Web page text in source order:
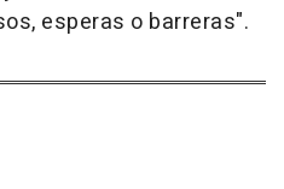
esperas o barreras".